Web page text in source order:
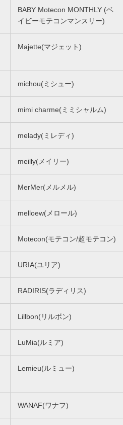
BABY Motecon MONTHLY (ベ
イビーモテコンマンスリー)
Majette(マジェット)
michou(ミシュー)
mimi charme(ミミシャルム)
melady(ミレディ)
meilly(メイリー)
MerMer(メルメル)
melloew(メロール)
Motecon(モテコン/超モテコン)
URIA(ユリア)
RADIRIS(ラディリス)
Lillbon(リルボン)
LuMia(ルミア)
Lemieu(ルミュー)
WANAF(ワナフ)